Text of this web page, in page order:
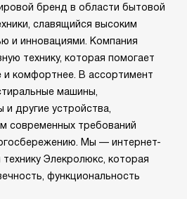
бренд в области бытовой
славящийся высоким
и инновациями. Компания
технику, которая помогает
и комфортнее. В ассортимент
машины,
другие устройства,
современных требований
Мы — интернет-
Элекролюкс, которая
функциональность